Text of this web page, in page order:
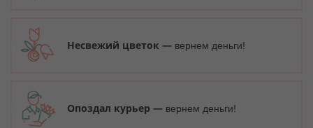
Несвежий цветок — вернем деньги!
Опоздал курьер — вернем деньги!